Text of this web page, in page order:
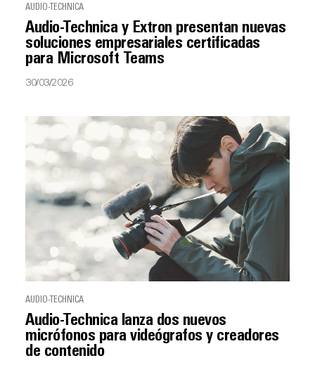
AUDIO-TECHNICA
Audio-Technica y Extron presentan nuevas
soluciones empresariales certificadas
para Microsoft Teams
30/03/2026
AUDIO-TECHNICA
Audio-Technica lanza dos nuevos
micrófonos para videógrafos y creadores
de contenido